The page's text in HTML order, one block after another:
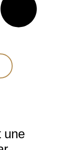
une